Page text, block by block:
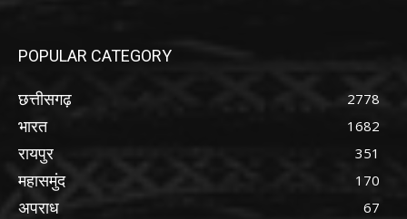
POPULAR CATEGORY
छत्तीसगढ़ 2778
भारत 1682
रायपुर 351
महासमुंद 170
अपराध 67